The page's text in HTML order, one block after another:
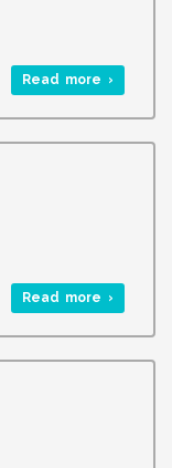
Read more ›
Read more ›